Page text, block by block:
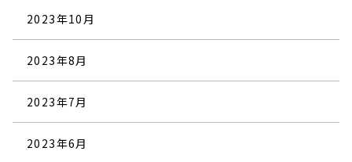
2023年10月
2023年8月
2023年7月
2023年6月